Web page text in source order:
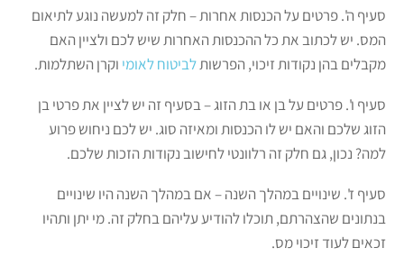
סעיף ה'. פרטים על הכנסות אחרות – חלק זה למעשה נוגע לתיאום
המס. יש לכתוב את כל ההכנסות האחרות שיש לכם ולציין האם
מקבלים בהן נקודות זיכוי, הפרשותלביטוח לאומי וקרן השתלמות.
סעיף ו'. פרטים על בן או בת הזוג – בסעיף זה יש לציין את פרטי בן
הזוג שלכם והאם יש לו הכנסות ומאיזה סוג. יש לכם ניחוש פרוע
למה? נכון, גם חלק זה רלוונטי לחישוב נקודות הזכות שלכם.
סעיף ז'. שינויים במהלך השנה – אם במהלך השנה היו שינויים
בנתונים שהצהרתם, תוכלו להודיע עליהם בחלק זה. מי יתן ותהיו
זכאים לעוד זיכוי מס.